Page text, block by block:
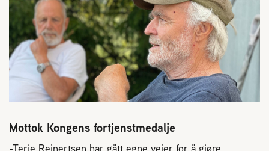
Om Norges Birøkterlag
Finn fylkes- og lokallag
Nyheter
Kurs
Mottok Kongens fortjenstmedalje